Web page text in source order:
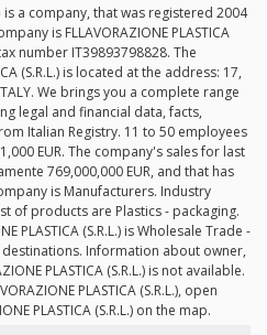
is a company, that was registered 2004
is FLLAVORAZIONE PLASTICA
number IT39893798828. The
(S.R.L.) is located at the address: 17,
We brings you a complete range
legal and financial data, facts,
Italian Registry. 11 to 50 employees
EUR. The company's sales for last
769,000,000 EUR, and that has
is Manufacturers. Industry
of products are Plastics - packaging.
PLASTICA (S.R.L.) is Wholesale Trade -
Information about owner,
PLASTICA (S.R.L.) is not available.
PLASTICA (S.R.L.), open
PLASTICA (S.R.L.) on the map.